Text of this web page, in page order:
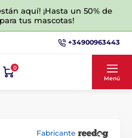
aquí! ¡Hasta un 50% de
tus mascotas!
+34900963443
0
Menú
Fabricante